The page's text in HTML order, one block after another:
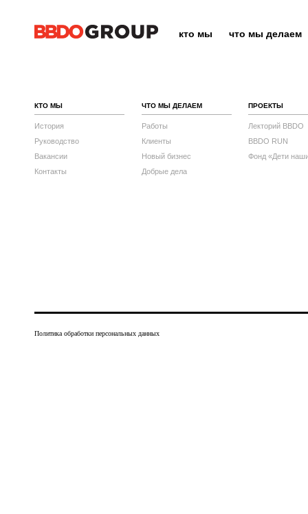
кто мы что мы делаем
КТО МЫ
История
Руководство
Вакансии
Контакты
ЧТО МЫ ДЕЛАЕМ
Работы
Клиенты
Новый бизнес
Добрые дела
ПРОЕКТЫ
Лекторий BBDO
BBDO RUN
Фонд «Дети
Политика обработки персональных данных